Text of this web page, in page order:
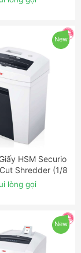
New
ĐẶT NGAY
HSM Securio
Shredder (1/8
inch)
lòng gọi
New